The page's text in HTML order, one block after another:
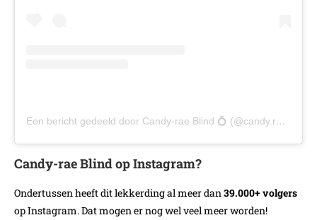
Een bericht gedeeld door Candy-rae Blind 💍 (@candy.rae.fleur)
Candy-rae Blind op Instagram?
Ondertussen heeft dit lekkerding al meer dan39.000+ volgers
op Instagram. Dat mogen er nog wel veel meer worden!